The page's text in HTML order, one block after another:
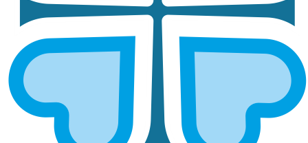
Лекарственная помощь — это возможность
сохранить здоровье и жизнь тех, кто не может
позволить себе покупку дорогостоящих
препаратов. Гуманитарная помощь лекарствами
особенно необходима пожилым, хроническим
больным и людям, оказавшимся в трудной
жизненной ситуации. Социальная помощь
медикаментами помогает получить необходимое